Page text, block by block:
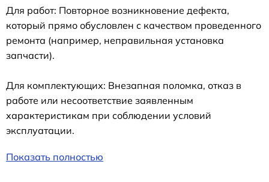
Для работ: Повторное возникновение дефекта,
который прямо обусловлен с качеством проведенного
ремонта (например, неправильная установка
запчасти).
Для комплектующих: Внезапная поломка, отказ в
работе или несоответствие заявленным
характеристикам при соблюдении условий
эксплуатации.
Показать полностью